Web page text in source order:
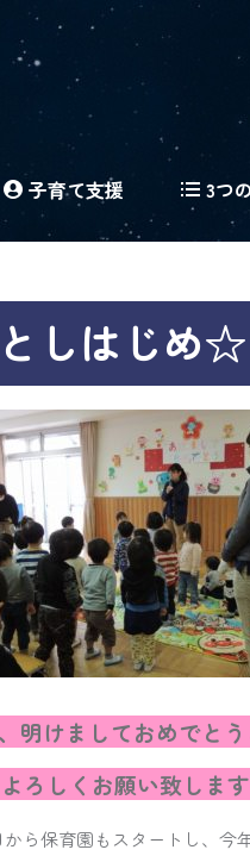
子育て支援 3つ
しはじめ☆
明けましておめでと
ろしくお願い致します
ら保育園もスタートし、今